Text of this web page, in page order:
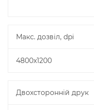
Макс. дозвіл, dpi
4800x1200
Двохсторонній друк